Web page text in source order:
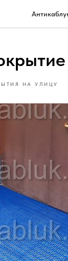
НА УЛИЦУ